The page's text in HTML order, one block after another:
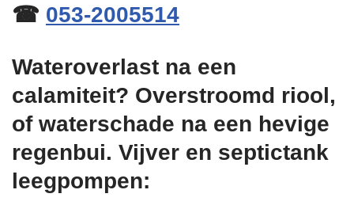
☎ 053-2005514
Wateroverlast na een
calamiteit? Overstroomd riool,
of waterschade na een hevige
regenbui. Vijver en septictank
leegpompen: